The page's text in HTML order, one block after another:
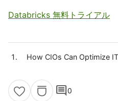
Databricks 無料トライアル
How CIOs Can Optimize
comment0